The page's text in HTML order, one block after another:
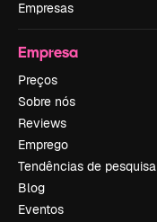
Empresas
Empresa
Preços
Sobre nós
Reviews
Emprego
Tendências de pesquisa
Blog
Eventos